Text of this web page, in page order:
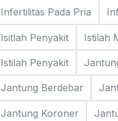
Infertilitas Pada Pria
Isitlah Penyakit Istilah
Istilah Penyakit
Jantung Berdebar
Jantung Koroner